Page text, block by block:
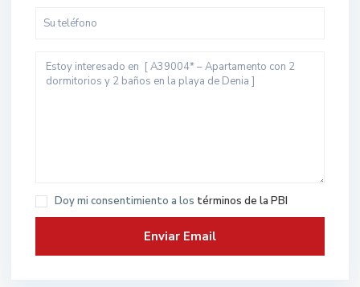
Doy mi consentimiento a los términos de la PBI